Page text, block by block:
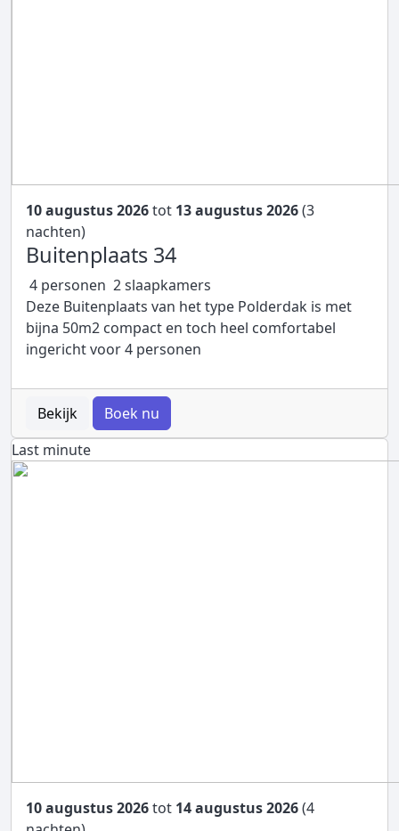
10 augustus 2026tot 13 augustus 2026(3
nachten)
Buitenplaats 34
4 personen 2 slaapkamers
Deze Buitenplaats van het type Polderdak is met
bijna 50m2 compact en toch heel comfortabel
ingericht voor 4 personen
Bekijk
Boek nu
Last minute
10 augustus 2026tot 14 augustus 2026(4